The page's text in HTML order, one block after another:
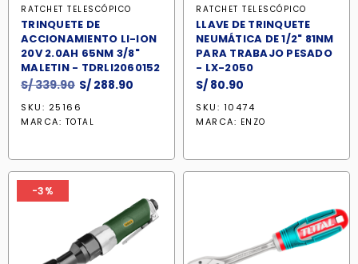
RATCHET TELESCÓPICO
TRINQUETE DE
ACCIONAMIENTO LI-ION
20V 2.0AH 65NM 3/8"
MALETIN - TDRLI2060152
S/339.90 El
original
S/ 288.90
SKU: 25166
MARCA: TOTAL
RATCHET TELESCÓPICO
LLAVE DE TRINQUETE
NEUMÁTICA DE 1/2" 81NM
PARA TRABAJO PESADO
- LX-2050
S/ 80.90
SKU: 10474
MARCA: ENZO
-3%